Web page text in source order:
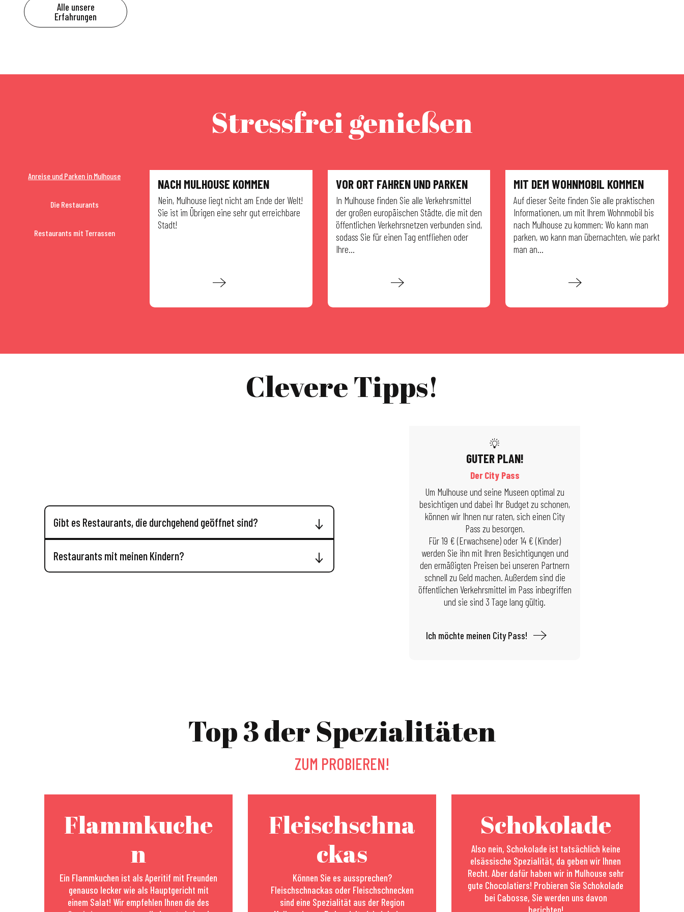
Alle unsere
Erfahrungen
Stressfrei genießen
Anreise und Parken in Mulhouse
Die Restaurants
Restaurants mit Terrassen
NACH MULHOUSE KOMMEN
Nein, Mulhouse liegt nicht am Ende der Welt!
Sie ist im Übrigen eine sehr gut erreichbare
Stadt!
VOR ORT FAHREN UND PARKEN
In Mulhouse finden Sie alle Verkehrsmittel
der großen europäischen Städte, die mit den
öffentlichen Verkehrsnetzen verbunden sind,
sodass Sie für einen Tag entfliehen oder
Ihre...
MIT DEM WOHNMOBIL KOMMEN
Auf dieser Seite finden Sie alle praktischen
Informationen, um mit Ihrem Wohnmobil bis
nach Mulhouse zu kommen: Wo kann man
parken, wo kann man übernachten, wie parkt
man an...
Clevere Tipps!
Gibt es Restaurants, die durchgehend geöffnet sind?
Restaurants mit meinen Kindern?
GUTER PLAN!
Der City Pass
Um Mulhouse und seine Museen optimal zu
besichtigen und dabei Ihr Budget zu schonen,
können wir Ihnen nur raten, sich einen City
Pass zu besorgen.
Für 19 € (Erwachsene) oder 14 € (Kinder)
werden Sie ihn mit Ihren Besichtigungen und
den ermäßigten Preisen bei unseren Partnern
schnell zu Geld machen. Außerdem sind die
öffentlichen Verkehrsmittel im Pass inbegriffen
und sie sind 3 Tage lang gültig.
Ich möchte meinen City Pass!
Top 3 der Spezialitäten
ZUM PROBIEREN!
Flammkuche
n
Ein Flammkuchen ist als Aperitif mit Freunden
genauso lecker wie als Hauptgericht mit
einem Salat! Wir empfehlen Ihnen die des
Fleischschna
ckas
Können Sie es aussprechen?
Fleischschnackas oder Fleischschnecken
sind eine Spezialität aus der Region
Schokolade
Also nein, Schokolade ist tatsächlich keine
elsässische Spezialität, da geben wir Ihnen
Recht. Aber dafür haben wir in Mulhouse sehr
gute Chocolatiers! Probieren Sie Schokolade
bei Cabosse, Sie werden uns davon